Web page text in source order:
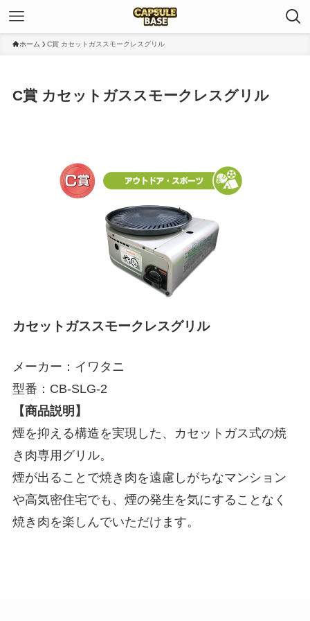
ホーム C賞 カセットガススモークレスグリル
C賞 カセットガススモークレスグリル
カセットガススモークレスグリル
メーカー：イワタニ
型番：CB-SLG-2
【商品説明】
煙を抑える構造を実現した、カセットガス式の焼
き肉専用グリル。
煙が出ることで焼き肉を遠慮しがちなマンション
や高気密住宅でも、煙の発生を気にすることなく
焼き肉を楽しんでいただけます。